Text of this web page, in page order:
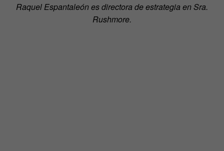
Raquel Espantaleón es directora de estrategia en Sra.
Rushmore.